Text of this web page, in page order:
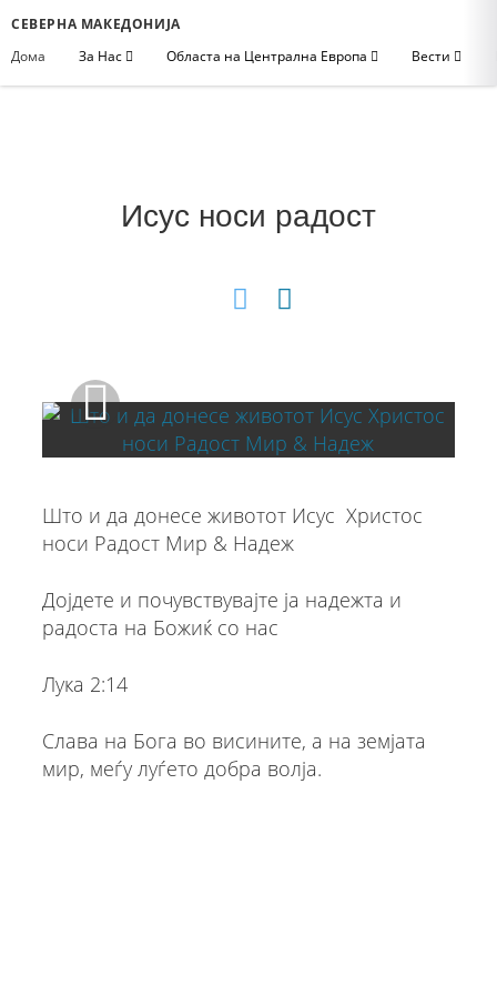
СЕВЕРНА МАКЕДОНИЈА
Дома
За Нас Областа на Централна Европа Вести
Исус носи радост
Што и да донесе животот Исус Христос
носи Радост Мир & Надеж
Дојдете и почувствувајте ја надежта и
радоста на Божиќ со нас
Лука 2:14
Слава на Бога во висините, а на земјата
мир, меѓу луѓето добра волја.